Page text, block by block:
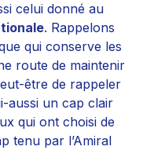
celui donné au
. Rappelons
qui conserve les
route de maintenir
être de rappeler
aussi un cap clair
qui ont choisi de
tenu par l’Amiral